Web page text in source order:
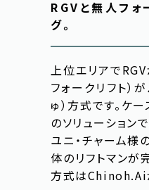
RGVと無人フォ
グ。
上位エリアでRGV
フォークリフト）
ゅ）方式です。ケ
のソリューション
ユニ・チャーム様
体のリフトマンが
方式はChinoh.Ai